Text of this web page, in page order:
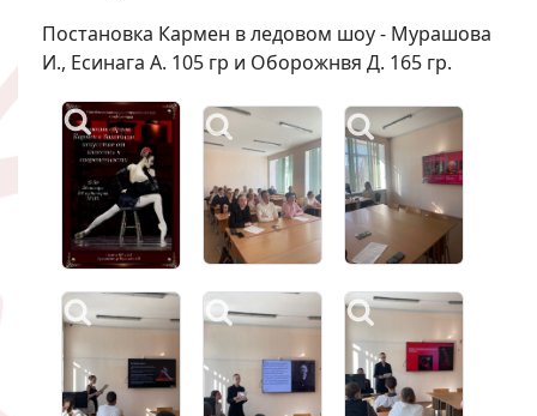
Постановка Кармен в ледовом шоу - Мурашова
И., Есинага А. 105 гр и Оборожнвя Д. 165 гр.